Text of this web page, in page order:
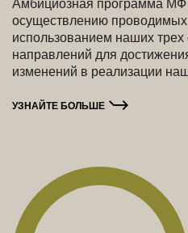
осуществлению
использованием наших трех
направлений для
изменений в реализации
УЗНАЙТЕ БОЛЬШЕ